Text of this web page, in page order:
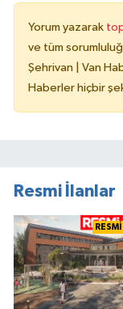
Yorum yazarak
ve tüm
Şehrivan | Van
Haberler hiçbir
Resmi İlanlar